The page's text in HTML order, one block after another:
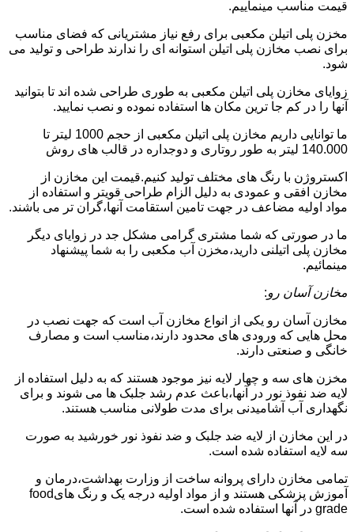
قیمت مناسب مینماییم.
مخزن پلی اتیلن مکعبی برای رفع نیاز مشتریانی که فضای مناسب
برای نصب مخازن پلی اتیلن استوانه ای را ندارند طراحی و تولید می
شود.
زوایای مخازن پلی اتیلن مکعبی به طوری طراحی شده اند تا بتوانید
آنها را در کم جا ترین مکان ها استفاده نموده و نصب نمایید.
ما توانایی داریم مخازن پلی اتیلن مکعبی از حجم 1000 لیتر تا
140.000 لیتر به طور روتاری و دوجداره در قالب های روش
اکستروژن با رنگ های مختلف تولید کنیم.قیمت این مخازن از
مخازن افقی و عمودی به دلیل الزام طراحی قویتر و استفاده از
مواد اولیه مضاعف در جهت تامین استقامت آنها،گران تر می باشند.
ما در صورتی که شما مشتری گرامی مشکل جد در زوایای دیگر
مخازن پلی اتیلنی دارید،مخزن آب مکعبی را به شما پیشنهاد
مینمائیم.
مخازن آسان رو:
مخازن آسان رو یکی از انواع مخازن آب است که جهت نصب در
محل هایی که ورودی های محدود دارند،مناسب است و مصارف
خانگی و صنعتی دارند.
مخزن های سه و چهار لایه نیز موجود هستند که به دلیل استفاده از
لایه ضد نفوذ نور در آنها،باعث عدم رشد جلبک ها می شوند و برای
نگهداری آب آشامیدنی برای مدت طولانی مناسب هستند.
در این مخازن از لایه ضد جلبک و ضد نفوذ نور خورشید به صورت
سه لایه استفاده شده است.
تمامی مخازن دارای پروانه ساخت از وزارت بهداشت،درمان و
آموزش پزشکی هستند و از مواد اولیه درجه یک و رنگ هایfood
grade در آنها استفاده شده است.